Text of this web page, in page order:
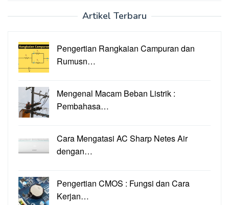
Artikel Terbaru
Pengertian Rangkaian Campuran dan
Rumusn…
Mengenal Macam Beban Listrik :
Pembahasa…
Cara Mengatasi AC Sharp Netes Air
dengan…
Pengertian CMOS : Fungsi dan Cara
Kerjan…